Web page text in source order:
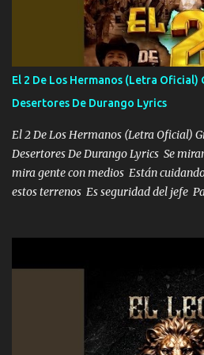
cien Y por más que quieran no me
más brilla, lo ves Pa' mi la vida es tan
tu vida, y está bien Porque lo que
escribiendo y la otra me va a llamar
la invite a cenar Otras más me están
bailar Pero es que tengo un par de
mueven solo por el interés P...
El 2 De Los Hermanos (Letra Oficial)
Desertores De Durango Lyrics
El 2 De Los Hermanos (Letra Oficial)
Desertores De Durango Lyrics Se
mira gente con medios Están
estos terrenos Es seguridad del jefe
ni tampoco las mujeres porque es
que estar alegres doy las
Música Si es que salta algún
ahí está el Hombre Cuarenta y
cualquier problema no más es